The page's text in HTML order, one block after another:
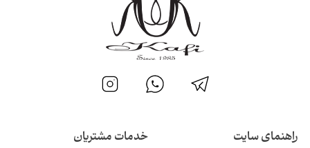
راهنمای سایت خدمات مشتریان